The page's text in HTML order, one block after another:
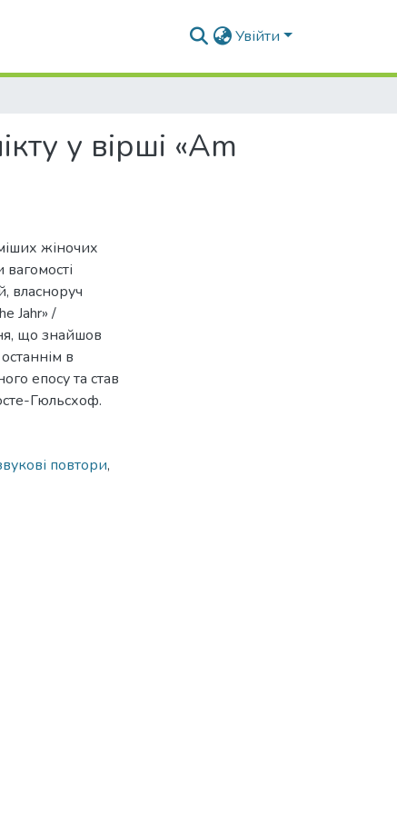
Увійти
у вірші «Am
жіночих
власноруч
Jahr» /
що знайшов
в
епосу та став
Гюльсхоф.
повтори,